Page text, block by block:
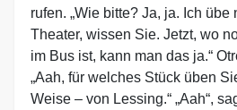
rufen. „Wie bitte? Ja, ja. Ich
Theater, wissen Sie. Jetzt, wo
im Bus ist, kann man das ja.“
„Aah, für welches Stück üben
Weise – von Lessing.“ „Aah“,